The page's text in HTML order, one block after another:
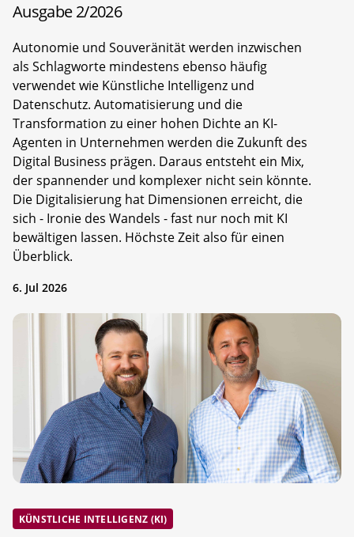
Ausgabe 2/2026
Autonomie und Souveränität werden inzwischen
als Schlagworte mindestens ebenso häufig
verwendet wie Künstliche Intelligenz und
Datenschutz. Automatisierung und die
Transformation zu einer hohen Dichte an KI-
Agenten in Unternehmen werden die Zukunft des
Digital Business prägen. Daraus entsteht ein Mix,
der spannender und komplexer nicht sein könnte.
Die Digitalisierung hat Dimensionen erreicht, die
sich - Ironie des Wandels - fast nur noch mit KI
bewältigen lassen. Höchste Zeit also für einen
Überblick.
6. Jul 2026
KÜNSTLICHE INTELLIGENZ (KI)